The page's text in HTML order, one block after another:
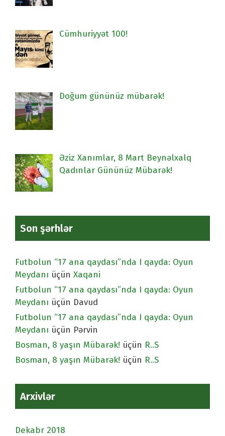
Cümhuriyyət 100!
Doğum gününüz mübarək!
Əziz Xanımlar, 8 Mart Beynəlxalq
Qadınlar Gününüz Mübarək!
Son şərhlər
Futbolun “17 ana qaydası”nda I qayda: Oyun
Meydanı üçün Xaqani
Futbolun “17 ana qaydası”nda I qayda: Oyun
Meydanı üçün Davud
Futbolun “17 ana qaydası”nda I qayda: Oyun
Meydanı üçün Pərvin
Bosman, 8 yaşın Mübarək! üçün R..S
Bosman, 8 yaşın Mübarək! üçün R..S
Arxivlər
Dekabr 2018